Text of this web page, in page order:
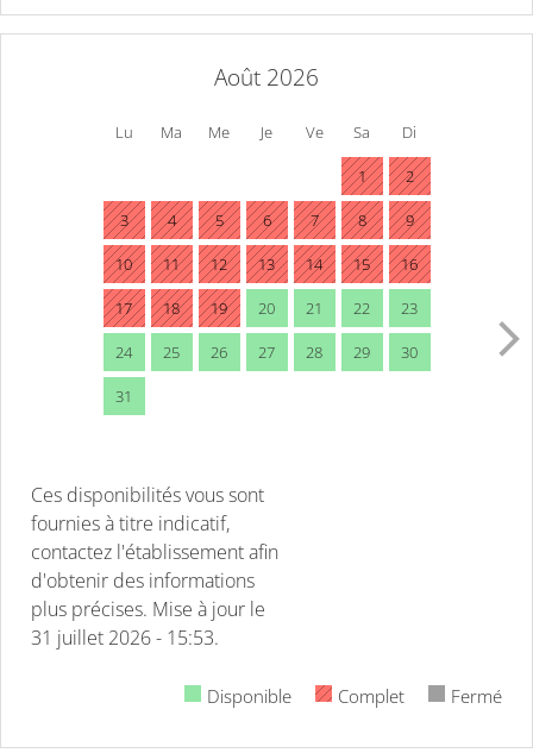
Août 2026
Lu Ma Me Je Ve Sa Di
1 2
3 4 5 6 7 8 9
10 11 12 13 14 15 16
17 18 19 20 21 22 23
24 25 26 27 28 29 30
31
Ces disponibilités vous sont
fournies à titre indicatif,
contactez l'établissement afin
d'obtenir des informations
plus précises. Mise à jour le
31 juillet 2026 - 15:53.
Disponible Complet Fermé